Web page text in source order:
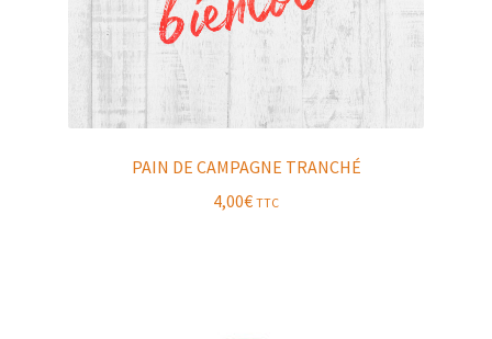
PAIN DE CAMPAGNE TRANCHÉ
4,00€ TTC